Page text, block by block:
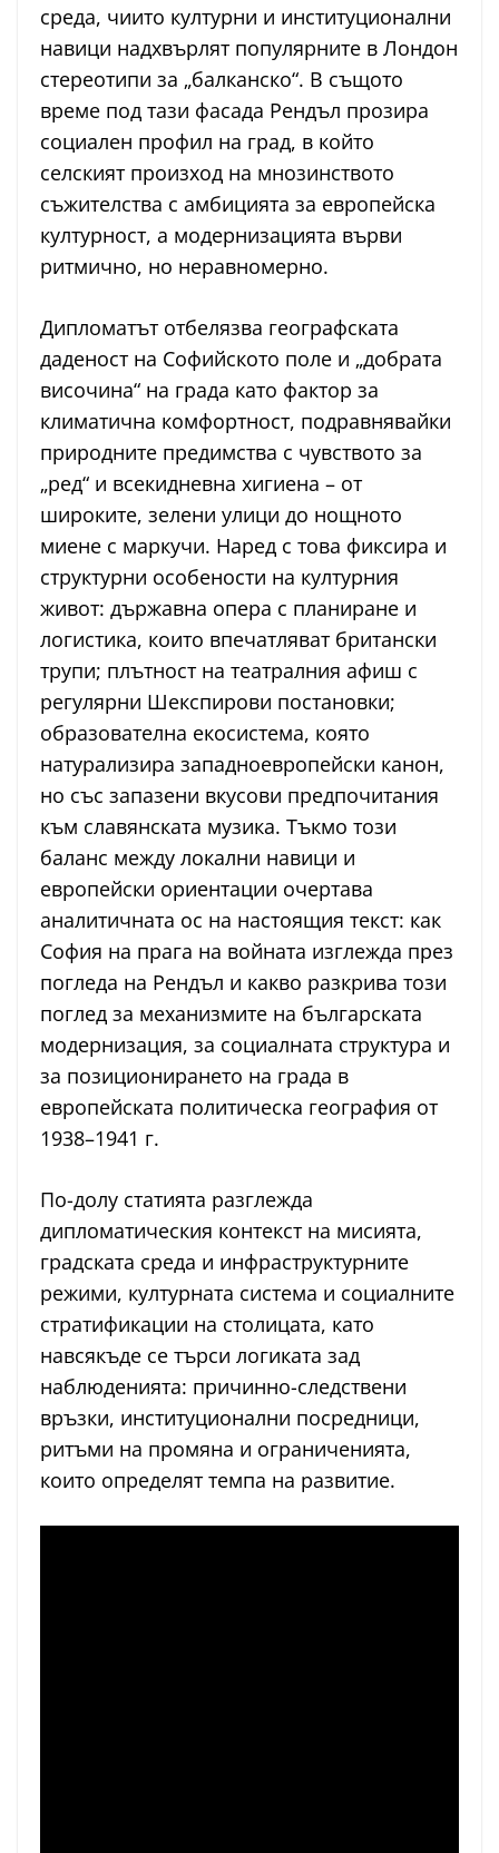
среда, чиито културни и институционални
навици надхвърлят популярните в Лондон
стереотипи за „балканско“. В същото
време под тази фасада Рендъл прозира
социален профил на град, в който
селският произход на мнозинството
съжителства с амбицията за европейска
културност, а модернизацията върви
ритмично, но неравномерно.
Дипломатът отбелязва географската
даденост на Софийското поле и „добрата
височина“ на града като фактор за
климатична комфортност, подравнявайки
природните предимства с чувството за
„ред“ и всекидневна хигиена – от
широките, зелени улици до нощното
миене с маркучи. Наред с това фиксира и
структурни особености на културния
живот: държавна опера с планиране и
логистика, които впечатляват британски
трупи; плътност на театралния афиш с
регулярни Шекспирови постановки;
образователна екосистема, която
натурализира западноевропейски канон,
но със запазени вкусови предпочитания
към славянската музика. Тъкмо този
баланс между локални навици и
европейски ориентации очертава
аналитичната ос на настоящия текст: как
София на прага на войната изглежда през
погледа на Рендъл и какво разкрива този
поглед за механизмите на българската
модернизация, за социалната структура и
за позиционирането на града в
европейската политическа география от
1938–1941 г.
По-долу статията разглежда
дипломатическия контекст на мисията,
градската среда и инфраструктурните
режими, културната система и социалните
стратификации на столицата, като
навсякъде се търси логиката зад
наблюденията: причинно-следствени
връзки, институционални посредници,
ритъми на промяна и ограниченията,
които определят темпа на развитие.